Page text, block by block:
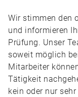
Wir stimmen den
und informieren
Prüfung. Unser
soweit möglich
Mitarbeiter
Tätigkeit
kein oder nur